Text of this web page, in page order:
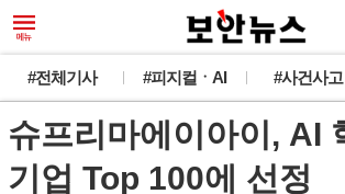
#전체기사 #피지컬ㆍAI #사건사고
슈프리마에이아이, AI
기업 Top 100에 선정